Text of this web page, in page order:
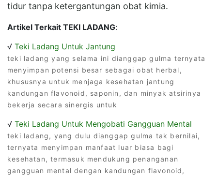
tidur tanpa ketergantungan obat kimia.
Artikel Terkait TEKI LADANG:
√ Teki Ladang Untuk Jantung
teki ladang yang selama ini dianggap gulma ternyata
menyimpan potensi besar sebagai obat herbal,
khususnya untuk menjaga kesehatan jantung
kandungan flavonoid, saponin, dan minyak atsirinya
bekerja secara sinergis untuk
√ Teki Ladang Untuk Mengobati Gangguan Mental
teki ladang, yang dulu dianggap gulma tak bernilai,
ternyata menyimpan manfaat luar biasa bagi
kesehatan, termasuk mendukung penanganan
gangguan mental dengan kandungan flavonoid,